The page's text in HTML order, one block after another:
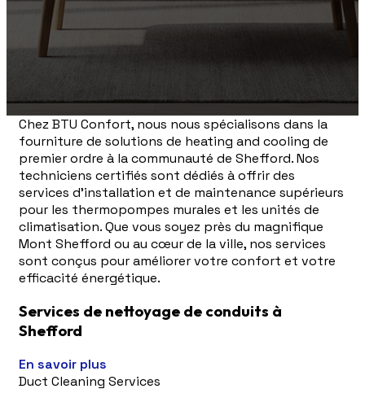
Chez BTU Confort, nous nous spécialisons dans la
fourniture de solutions de heating and cooling de
premier ordre à la communauté de Shefford. Nos
techniciens certifiés sont dédiés à offrir des
services d'installation et de maintenance supérieurs
pour les thermopompes murales et les unités de
climatisation. Que vous soyez près du magnifique
Mont Shefford ou au cœur de la ville, nos services
sont conçus pour améliorer votre confort et votre
efficacité énergétique.
Services de nettoyage de conduits à
Shefford
En savoir plus
Duct Cleaning Services